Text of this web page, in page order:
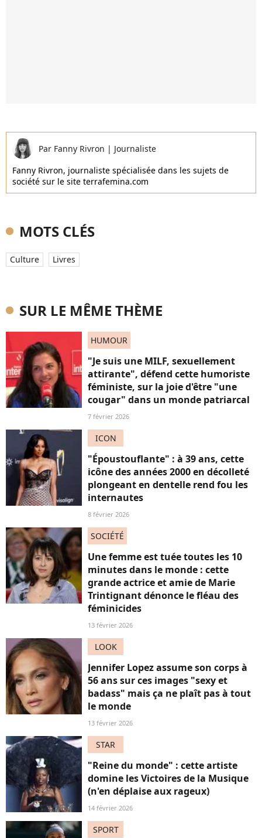
Par Fanny Rivron | Journaliste
Fanny Rivron, journaliste spécialisée dans les sujets de
société sur le site terrafemina.com
MOTS CLÉS
Culture Livres
SUR LE MÊME THÈME
HUMOUR
"Je suis une MILF, sexuellement
attirante", défend cette humoriste
féministe, sur la joie d'être "une
cougar" dans un monde patriarcal
7 février 2026
ICON
"Époustouflante" : à 39 ans, cette
icône des années 2000 en décolleté
plongeant en dentelle rend fou les
internautes
8 février 2026
SOCIÉTÉ
Une femme est tuée toutes les 10
minutes dans le monde : cette
grande actrice et amie de Marie
Trintignant dénonce le fléau des
féminicides
13 février 2026
LOOK
Jennifer Lopez assume son corps à
56 ans sur ces images "sexy et
badass" mais ça ne plaît pas à tout
le monde
13 février 2026
STAR
"Reine du monde" : cette artiste
domine les Victoires de la Musique
(n'en déplaise aux rageux)
14 février 2026
SPORT